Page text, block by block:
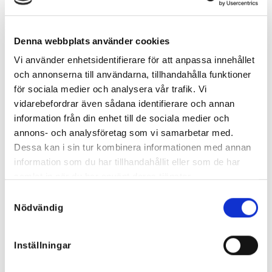
Denna webbplats använder cookies
Vi använder enhetsidentifierare för att anpassa innehållet
och annonserna till användarna, tillhandahålla funktioner
för sociala medier och analysera vår trafik. Vi
vidarebefordrar även sådana identifierare och annan
information från din enhet till de sociala medier och
annons- och analysföretag som vi samarbetar med.
Dessa kan i sin tur kombinera informationen med annan
information som du har tillhandahållit eller som de har
Nödvändig
Inställningar
Brigitte Strasshalsband
399kr Det
ursprungliga
var:
399 kr.
299kr Det
nuvarande
är:
299 kr.
NYHETER
Rea!